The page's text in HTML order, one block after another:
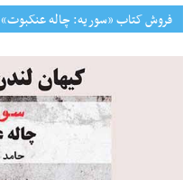
فروش کتاب «سوریه: چاله عنکبوت»